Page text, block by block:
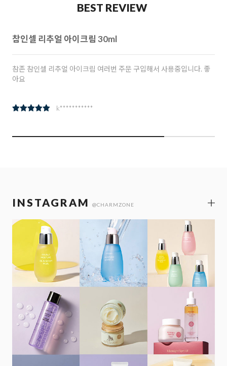
BEST REVIEW
참인셀 리추얼 아이크림 30ml
참존 참인셀 리추얼 아이크림 여러번 주문 구입해서 사용중입니다. 좋
아요
k***********
INSTAGRAM @CHARMZONE